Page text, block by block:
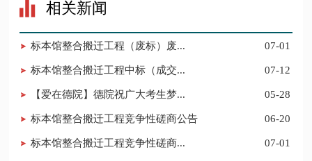
相关新闻
标本馆整合搬迁工程（废标）废... 07-01
标本馆整合搬迁工程中标（成交... 07-12
【爱在德院】德院祝广大考生梦... 05-28
标本馆整合搬迁工程竞争性磋商公告 06-20
标本馆整合搬迁工程竞争性磋商... 07-01